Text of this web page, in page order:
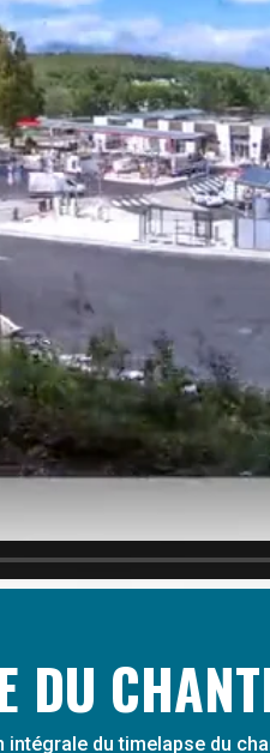
DU
intégrale du timelapse du